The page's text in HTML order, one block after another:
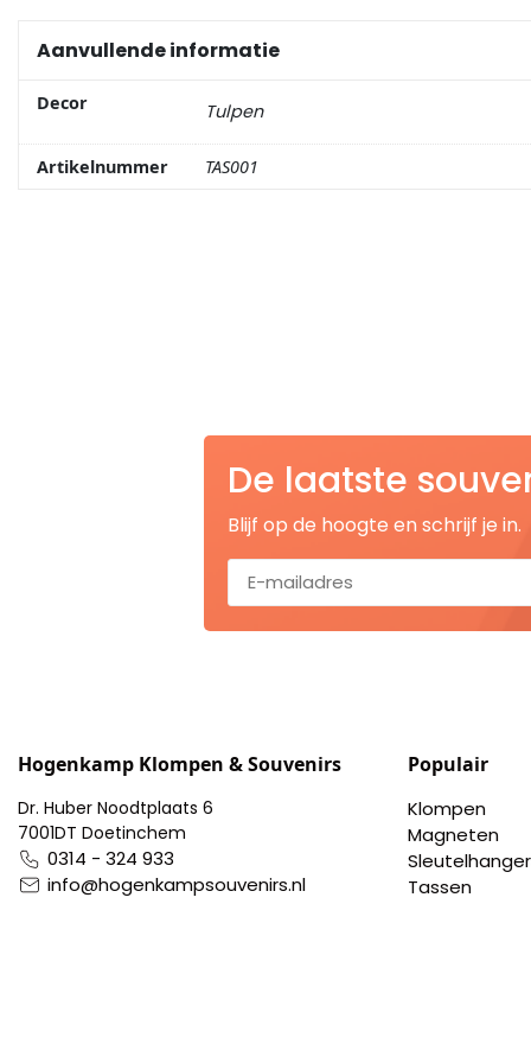
Aanvullende informatie
Decor Tulpen
Artikelnummer TAS001
Portemonnee
Kerstballen
Flesopeners
Pennen
Stroopwafelblikken
Terracotta bloempotjes
De laatste
Blijf op de hoogte en schrijf je in.
Hogenkamp Klompen & Souvenirs
Dr. Huber Noodtplaats 6
7001DT Doetinchem
0314 - 324 933
info@hogenkampsouvenirs.nl
Populair
Klompen
Magneten
Tassen